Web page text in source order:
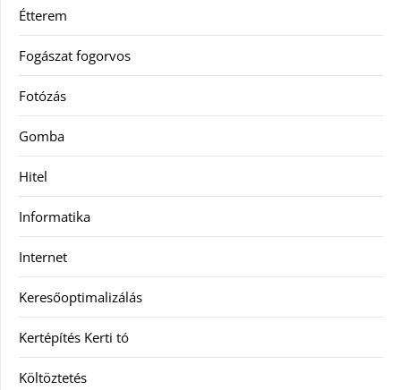
Étterem
Fogászat fogorvos
Fotózás
Gomba
Hitel
Informatika
Internet
Keresőoptimalizálás
Kertépítés Kerti tó
Költöztetés